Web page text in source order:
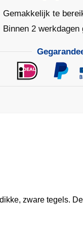
Gemakkelijk te
Binnen 2 werkdagen
zware tegels.